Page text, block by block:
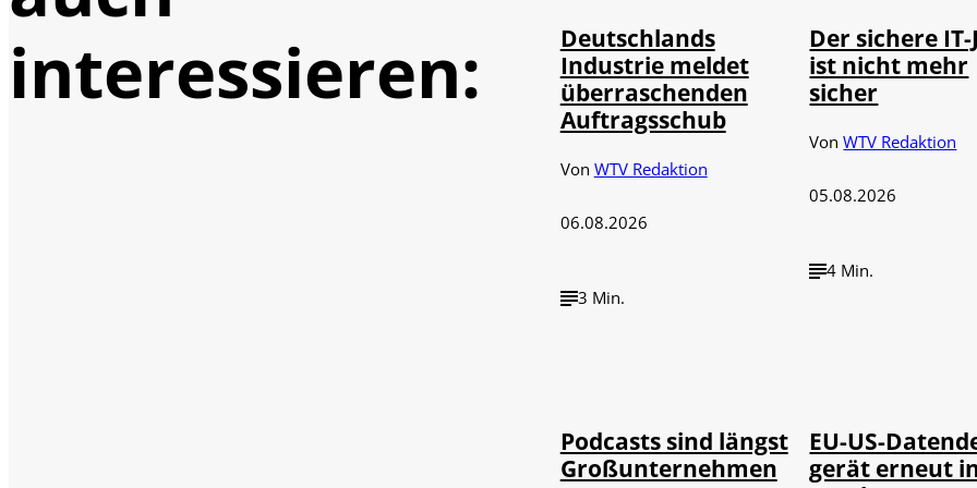
interessieren:
Deutschlands
Industrie meldet
überraschenden
Auftragsschub
Von WTV Redaktion
06.08.2026
3 Min.
Der sichere IT-
ist nicht mehr
sicher
VonWTV Redaktion
05.08.2026
4 Min.
Podcasts sind längst
Großunternehmen
EU-US-
gerät erneut